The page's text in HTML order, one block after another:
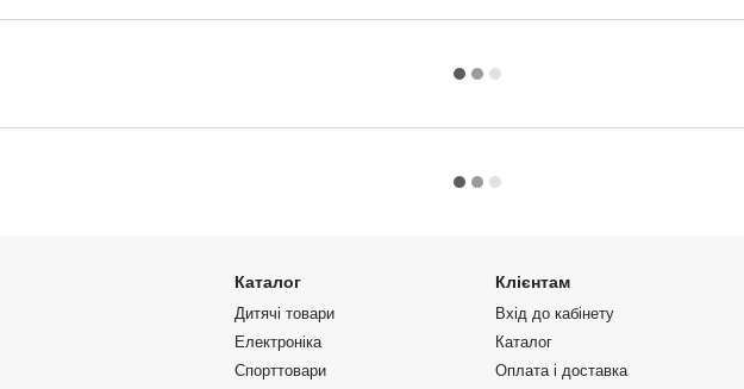
Каталог
Дитячі товари
Електроніка
Спорттовари
Клієнтам
Вхід до кабінету
Каталог
Оплата і доставка